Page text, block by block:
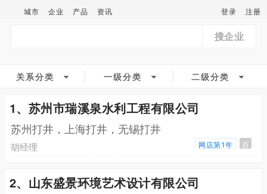
城市 企业 产品 资讯 登录 注册
搜企业
关系分类 一级分类 二级分类
1、苏州市瑞溪泉水利工程有限公司
苏州打井，上海打井，无锡打井
胡经理 网店第1年 百
2、山东盛景环境艺术设计有限公司